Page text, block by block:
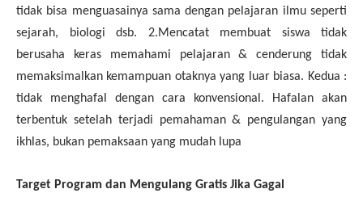
tidak bisa menguasainya sama dengan pelajaran ilmu seperti
sejarah, biologi dsb. 2.Mencatat membuat siswa tidak
berusaha keras memahami pelajaran & cenderung tidak
memaksimalkan kemampuan otaknya yang luar biasa. Kedua :
tidak menghafal dengan cara konvensional. Hafalan akan
terbentuk setelah terjadi pemahaman & pengulangan yang
ikhlas, bukan pemaksaan yang mudah lupa
Target Program dan Mengulang Gratis Jika Gagal